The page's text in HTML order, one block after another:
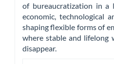
of bureaucratization in a
economic, technological
shaping flexible forms of
where stable and lifelong
disappear.